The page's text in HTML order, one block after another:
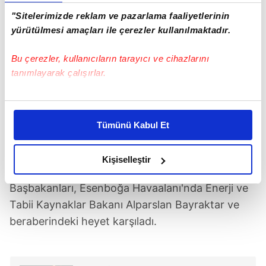
"Sitelerimizde reklam ve pazarlama faaliyetlerinin
yürütülmesi amaçları ile çerezler kullanılmaktadır.
Bu çerezler, kullanıcıların tarayıcı ve cihazlarını
tanımlayarak çalışırlar.
Bu çerezlere izin vermeniz halinde sizlere özel
daha iyi reklam deneyimi yaşatabiliriz. Bunu yaparken
amacımızın size daha iyi bir reklam deneyimi sunmak
olduğunu ve sizlere en iyi içerikleri sunabilmek adına
elimizden gelen çabayı gösterdiğimizi ve bu noktada,
reklamların maliyetlerimizi karşılamak noktasında tek gelir
kalemimiz olduğunu sizlere hatırlatmak isteriz.
Her halükârda, kullanıcılar, bu çerezlere izin vermedikleri
Tümünü Kabul Et
Kişiselleştir
BAKAN BAYRAKTAR KARŞILADI
Başbakanları, Esenboğa Havaalanı'nda Enerji ve
Tabii Kaynaklar Bakanı Alparslan Bayraktar ve
beraberindeki heyet karşıladı.